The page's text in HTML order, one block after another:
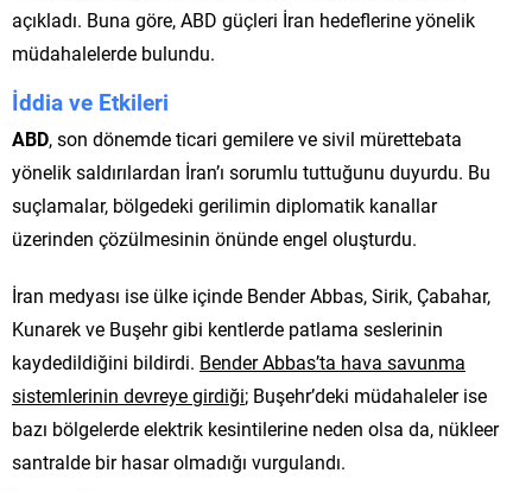
açıkladı. Buna göre, ABD güçleri İran hedeflerine yönelik
müdahalelerde bulundu.
İddia ve Etkileri
ABD, son dönemde ticari gemilere ve sivil mürettebata
yönelik saldırılardan İran’ı sorumlu tuttuğunu duyurdu. Bu
suçlamalar, bölgedeki gerilimin diplomatik kanallar
üzerinden çözülmesinin önünde engel oluşturdu.
İran medyası ise ülke içinde Bender Abbas, Sirik, Çabahar,
Kunarek ve Buşehr gibi kentlerde patlama seslerinin
kaydedildiğini bildirdi. Bender Abbas’ta hava savunma
sistemlerinin devreye girdiği; Buşehr’deki müdahaleler ise
bazı bölgelerde elektrik kesintilerine neden olsa da, nükleer
santralde bir hasar olmadığı vurgulandı.